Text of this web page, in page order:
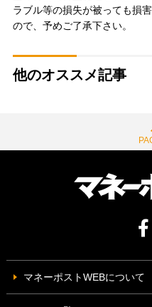
ラブル等の損失が被っても損
ので、予めご了承下さい。
他のオススメ記事
マネーポストWEBについて